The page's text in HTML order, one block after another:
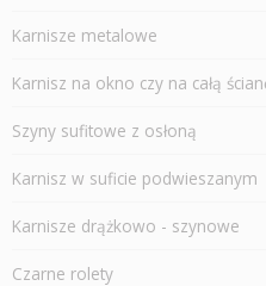
Karnisze metalowe
Karnisz na okno czy na całą
Szyny sufitowe z osłoną
Karnisz w suficie podwieszanym
Karnisze drążkowo - szynowe
Czarne rolety